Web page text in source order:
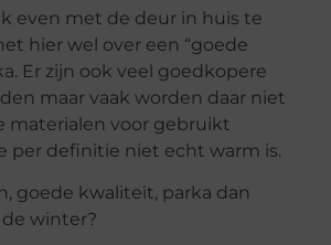
even met de deur in huis te
hier wel over een “goede
Er zijn ook veel goedkopere
maar vaak worden daar niet
materialen voor gebruikt
per definitie niet echt warm is.
goede kwaliteit, parka dan
winter?